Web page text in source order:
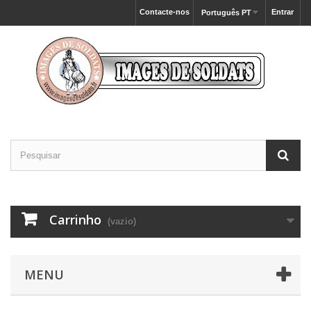
Entrar
Português PT
Contacte-nos
Carrinho (vazio)
MENU